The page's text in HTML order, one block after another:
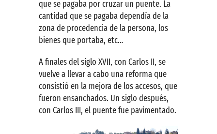
que se pagaba por cruzar un puente. La
cantidad que se pagaba dependía de la
zona de procedencia de la persona, los
bienes que portaba, etc…
A finales del siglo XVII, con Carlos II, se
vuelve a llevar a cabo una reforma que
consistió en la mejora de los accesos, que
fueron ensanchados. Un siglo después,
con Carlos III, el puente fue pavimentado.